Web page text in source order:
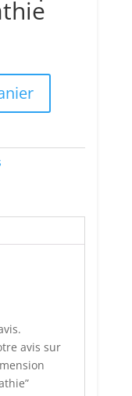
avis sur